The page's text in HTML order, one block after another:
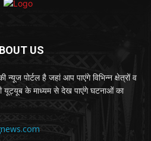
US
न्यूज पोर्टल है जहां आप पाएंगे विभिन्न क्षेत्रों व
यूट्यूब के माध्यम से देख पाएंगे घटनाओं का